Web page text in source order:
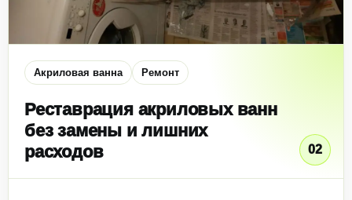
Акриловая ванна Ремонт
Реставрация акриловых ванн
без замены и лишних
расходов
02